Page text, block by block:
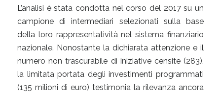
L’analisi è stata condotta nel corso del 2017 su un
campione di intermediari selezionati sulla base
della loro rappresentatività nel sistema finanziario
nazionale. Nonostante la dichiarata attenzione e il
numero non trascurabile di iniziative censite (283),
la limitata portata degli investimenti programmati
(135 milioni di euro) testimonia la rilevanza ancora